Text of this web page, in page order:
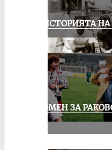
ЗА ИСТОРИЯТА
СПОМЕН ЗА